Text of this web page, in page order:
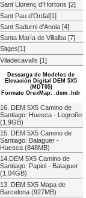
Sant Llorenç d'Hortons [2]
Sant Pau d'Ordal[1]
Sant Sadurni d'Anoia [4]
Santa María de Villalba [7]
Sitges[1]
Viladecavalls [1]
Descarga de Modelos de
Elevación Digital DEM 5X5
(MDT05)
Formato OruxMap: .dem .hdr
16. DEM 5X5 Camino de
Santiago: Huesca - Logroño
(1,9GB)
15. DEM 5X5 Camino de
Santiago: Balaguer -
Huesca (848MB)
14.DEM 5X5 Camino de
Santiago: Papiol - Balaguer
(1,04GB)
13. DEM 5X5 Mapa de
Barcelona (927MB)